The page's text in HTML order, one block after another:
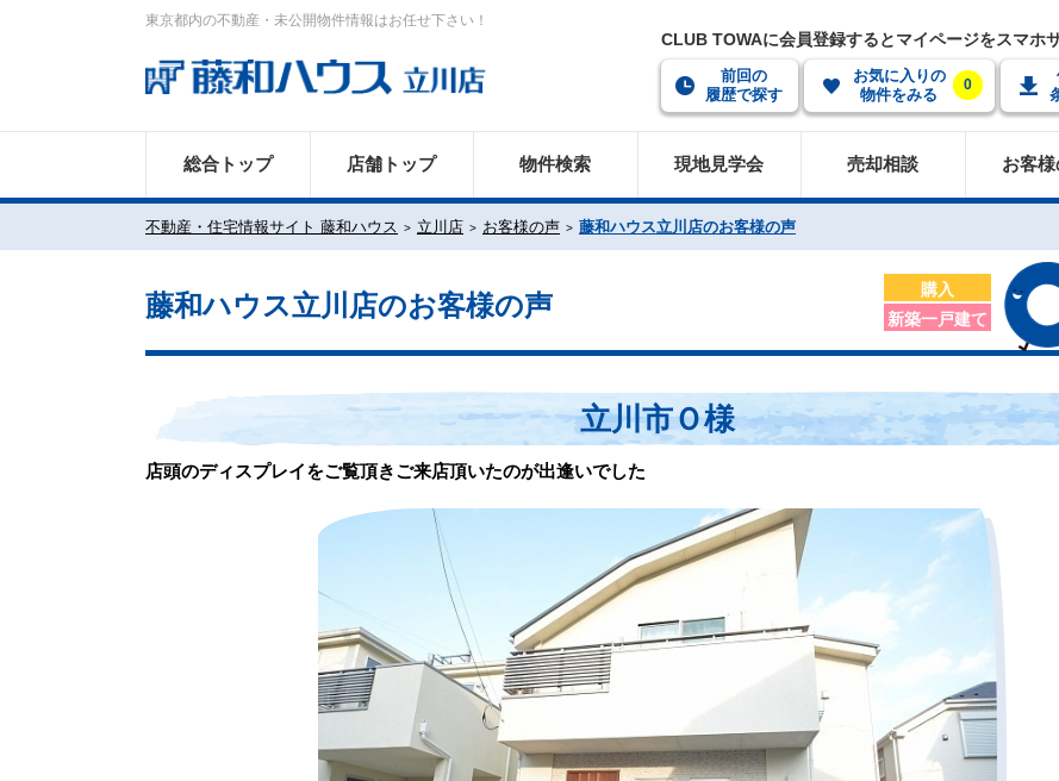
東京都内の不動産・未公開物件情報はお任せ下さい！
CLUB TOWAに会員登録するとマイページをスマホ
前回の
履歴で探す
お気に入りの
物件をみる
0
総合トップ 店舗トップ 物件検索 現地見学会 売却相談 お客
不動産・住宅情報サイト 藤和ハウス 立川店 お客様の声 藤和ハウス立川店のお客様の声
藤和ハウス立川店のお客様の声
購入
新築一戸建て
立川市Ｏ様
店頭のディスプレイをご覧頂きご来店頂いたのが出逢いでした